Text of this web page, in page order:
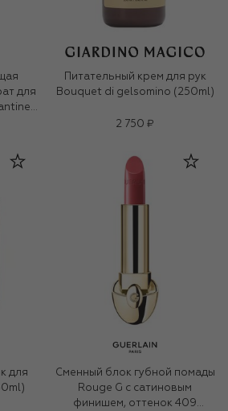
для
Питательный крем для рук
Bouquet di gelsomino (250ml)
2 750 ₽
для
Сменный блок губной помады
Rouge G с сатиновым
финишем, оттенок 409